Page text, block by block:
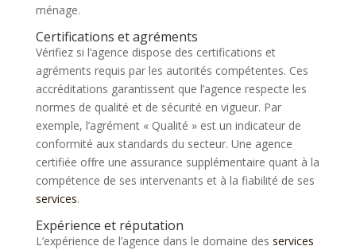
ménage.
Certifications et agréments
Vérifiez si l’agence dispose des certifications et
agréments requis par les autorités compétentes. Ces
accréditations garantissent que l’agence respecte les
normes de qualité et de sécurité en vigueur. Par
exemple, l’agrément « Qualité » est un indicateur de
conformité aux standards du secteur. Une agence
certifiée offre une assurance supplémentaire quant à la
compétence de ses intervenants et à la fiabilité de ses
services.
Expérience et réputation
L’expérience de l’agence dans le domaine des services